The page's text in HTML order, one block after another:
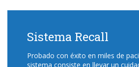
Sistema Recall
Probado con éxito en miles de
sistema consiste en llevar un